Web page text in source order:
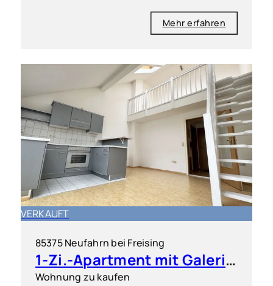
Mehr erfahren
VERKAUFT
85375 Neufahrn bei Freising
1-Zi.-Apartment mit Galerie und EBK
Wohnung zu kaufen